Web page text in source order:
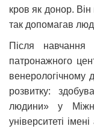
кров як донор. Він
так допомагав
Після
патронажного
венерологічному
розвитку:
людини» у
університеті